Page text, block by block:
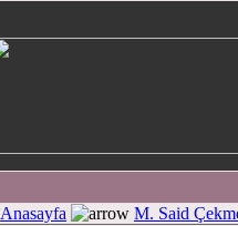
Anasayfa M. Said